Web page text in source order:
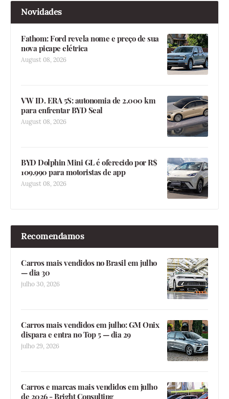
Novidades
Fathom: Ford revela nome e preço de sua
nova picape elétrica
August 08, 2026
VW ID. ERA 5S: autonomia de 2.000 km
para enfrentar BYD Seal
August 08, 2026
BYD Dolphin Mini GL é oferecido por R$
109.990 para motoristas de app
August 08, 2026
Recomendamos
Carros mais vendidos no Brasil em julho
— dia 30
julho 30, 2026
Carros mais vendidos em julho: GM Onix
dispara e entra no Top 5 — dia 29
julho 29, 2026
Carros e marcas mais vendidos em julho
de 2026 - Bright Consulting